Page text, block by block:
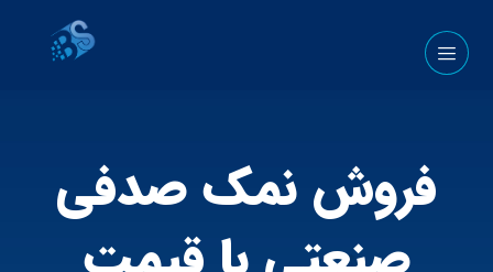
فروش نمک صدفی